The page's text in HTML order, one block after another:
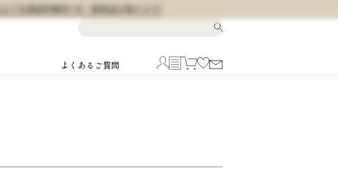
で全国送料無料 (※一部商品を除きます)
よくあるご質問